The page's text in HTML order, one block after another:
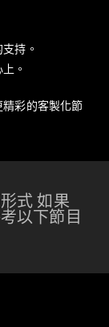
持。
。
彩的客製化節
式 如果
以下節目